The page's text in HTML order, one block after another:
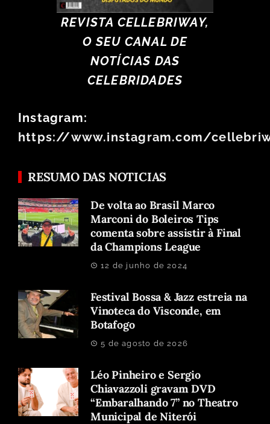
REVISTA CELLEBRIWAY,
O SEU CANAL DE
NOTÍCIAS DAS
CELEBRIDADES
Instagram:
https://www.instagram.com/
RESUMO DAS NOTICIAS
De volta ao Brasil Marco
Marconi do Boleiros Tips
comenta sobre assistir à Final
da Champions League
12 de junho de 2024
Festival Bossa & Jazz estreia na
Vinoteca do Visconde, em
Botafogo
5 de agosto de 2026
Léo Pinheiro e Sergio
Chiavazzoli gravam DVD
“Embaralhando 7” no Theatro
Municipal de Niterói